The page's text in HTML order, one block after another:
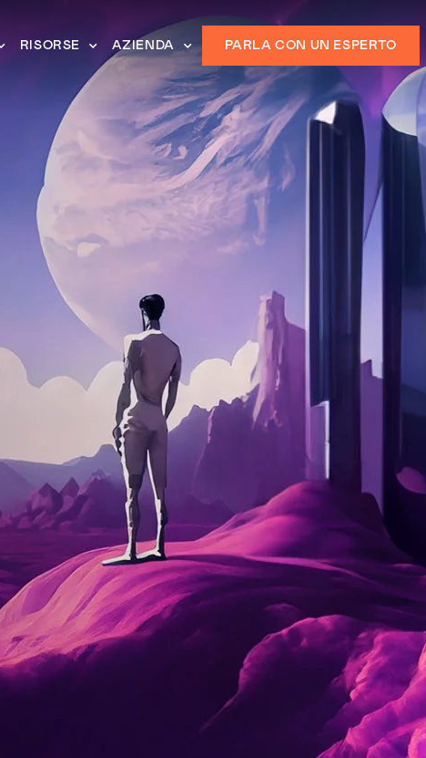
RISORSE AZIENDA PARLA CON UN ESPERTO